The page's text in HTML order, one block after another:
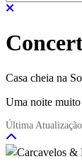
Casa cheia na
Uma noite muito
Última Atualização